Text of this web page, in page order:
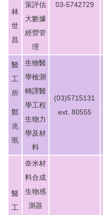
林
世
昌
策評估
大數據
經營管
理
03-5742729
醫
工
所
鄭
兆
珉
生物醫
學檢測
轉譯醫
學工程
生物力
學及材
料
(03)5715131
ext. 80555
醫
工
奈米材
料合成
生物感
測器